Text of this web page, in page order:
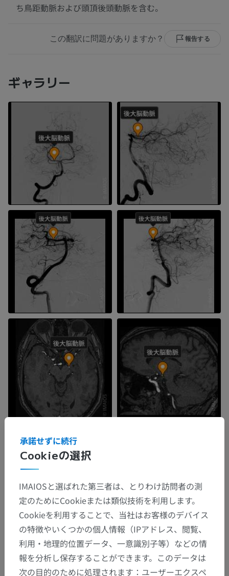
ち鳥距動脈および頭頂後頭動脈を含む。
この翻訳に問題がありますか？ 報告する
ギャラリー
Cookieの選択
承諾せずに続行
IMAIOSと選ばれた第三者は、とりわけ訪問者の測
定のためにCookieまたは類似技術を利用します。
Cookieを利用することで、当社はお客様のデバイス
の特徴やいくつかの個人情報（IPアドレス、閲覧、
利用・地理的位置データ、一意識別子等）などの情
報を分析し保存することができます。このデータは
次の目的のために処理されます：ユーザーエクスペ